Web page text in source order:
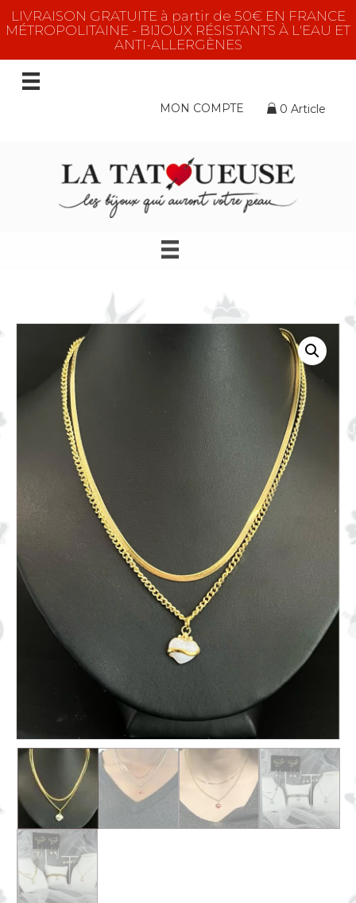
LIVRAISON GRATUITE à partir de 50€ EN FRANCE
MÉTROPOLITAINE - BIJOUX RÉSISTANTS À L'EAU ET
ANTI-ALLERGÈNES
MON COMPTE 0 Article